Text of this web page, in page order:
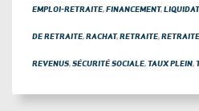
EMPLOI-RETRAITE,FINANCEMENT,
DE RETRAITE,RACHAT,RETRAITE,
REVENUS,SÉCURITÉ SOCIALE,TAUX PLEIN,